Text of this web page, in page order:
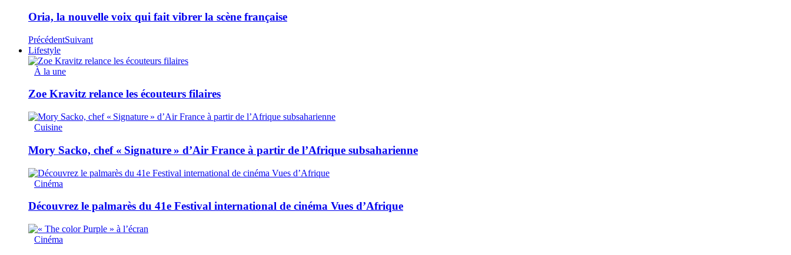
Oria, la nouvelle voix qui fait vibrer la scène française
PrécédentSuivant
Lifestyle
À la une
Zoe Kravitz relance les écouteurs filaires
Cuisine
Mory Sacko, chef « Signature » d’Air France à partir de l’Afrique subsaharienne
Cinéma
Découvrez le palmarès du 41e Festival international de cinéma Vues d’Afrique
Cinéma